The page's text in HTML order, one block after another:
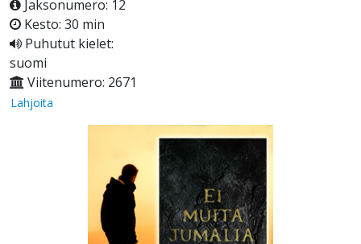
Jaksonumero: 12
Kesto: 30 min
Puhutut kielet:
suomi
Viitenumero: 2671
Lahjoita